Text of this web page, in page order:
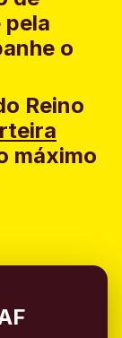
pela
o
Reino
máximo